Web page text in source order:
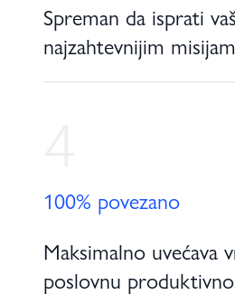
Spreman da isprati
najzahtevnijim
100% povezano
Maksimalno uvećava
poslovnu